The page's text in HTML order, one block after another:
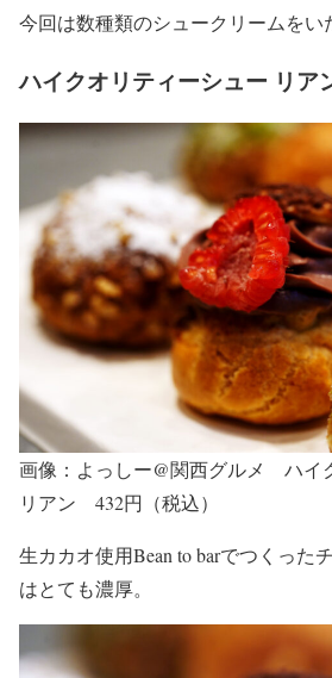
今回は数種類のシュークリームをい
ハイクオリティーシュー リア
画像：よっしー@関西グルメ ハイ
リアン 432円（税込）
生カカオ使用Bean to barでつくった
はとても濃厚。